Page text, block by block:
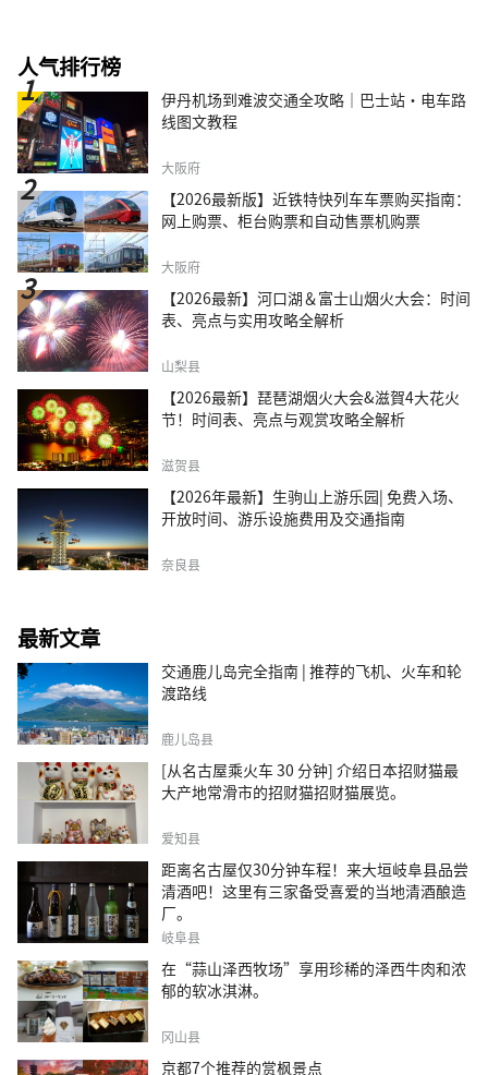
人气排行榜
伊丹机场到难波交通全攻略｜巴士站・电车路
线图文教程
大阪府
【2026最新版】近铁特快列车车票购买指南：
网上购票、柜台购票和自动售票机购票
大阪府
【2026最新】河口湖＆富士山烟火大会：时间
表、亮点与实用攻略全解析
山梨县
【2026最新】琵琶湖烟火大会&滋賀4大花火
节！时间表、亮点与观赏攻略全解析
滋贺县
【2026年最新】生驹山上游乐园| 免费入场、
开放时间、游乐设施费用及交通指南
奈良县
最新文章
交通鹿儿岛完全指南 | 推荐的飞机、火车和轮
渡路线
鹿儿岛县
[从名古屋乘火车 30 分钟] 介绍日本招财猫最
大产地常滑市的招财猫招财猫展览。
爱知县
距离名古屋仅30分钟车程！来大垣岐阜县品尝
清酒吧！这里有三家备受喜爱的当地清酒酿造
厂。
岐阜县
在“蒜山泽西牧场”享用珍稀的泽西牛肉和浓
郁的软冰淇淋。
冈山县
京都7个推荐的赏枫景点